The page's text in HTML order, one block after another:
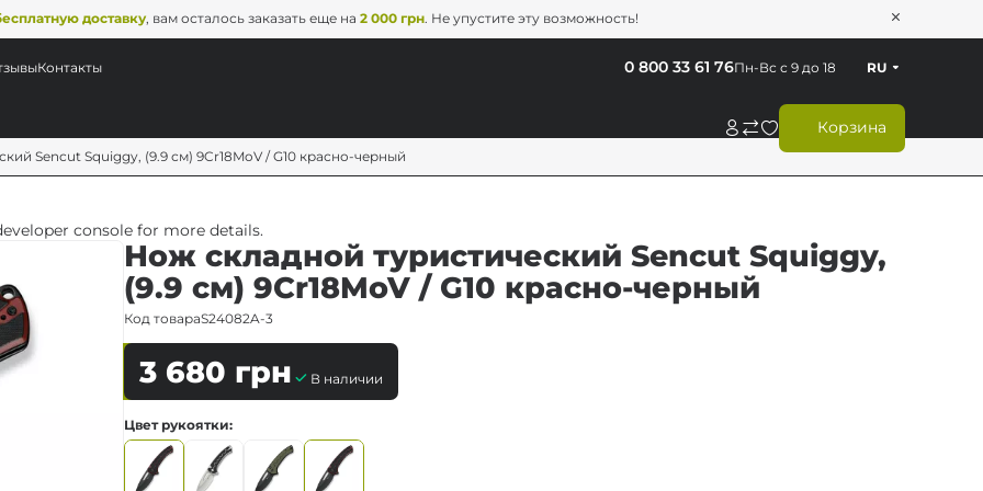
доставку, вам осталось заказать еще на 2 000 грн. Не упустите эту возможность!
Корзина
Пн-Вс с 9 до 18
0 800 33 61 76 RU
Контакты
Sencut Squiggy, (9.9 см) 9Cr18MoV / G10 красно-черный
console for more details.
Нож складной туристический Sencut Squiggy,
(9.9 см) 9Cr18MoV / G10 красно-черный
Код товараS24082A-3
3 680 грн В наличии
Цвет рукоятки